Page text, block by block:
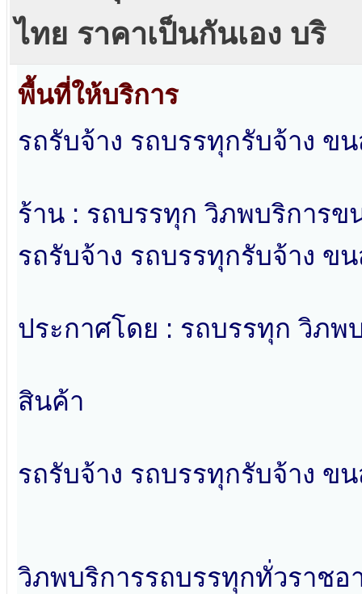
ไทย ราคาเป็นกันเอง บริ
พื้นที่ให้บริการ
รถรับจ้าง รถบรรทุกรับจ้าง ข
ร้าน : รถบรรทุก วิภพบริการ
รถรับจ้าง รถบรรทุกรับจ้าง ข
ประกาศโดย : รถบรรทุก วิภ
สินค้า
รถรับจ้าง รถบรรทุกรับจ้าง ข
วิภพบริการรถบรรทุกทั่วราชอ